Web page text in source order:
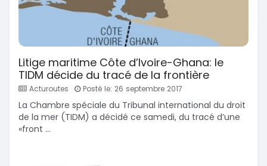
Litige maritime Côte d’Ivoire-Ghana: le
TIDM décide du tracé de la frontière
Acturoutes Posté le: 26 septembre 2017
La Chambre spéciale du Tribunal international du droit
de la mer (TIDM) a décidé ce samedi, du tracé d’une
«front ...